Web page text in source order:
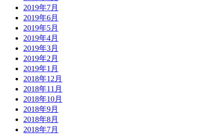
2019年7月
2019年6月
2019年5月
2019年4月
2019年3月
2019年2月
2019年1月
2018年12月
2018年11月
2018年10月
2018年9月
2018年8月
2018年7月